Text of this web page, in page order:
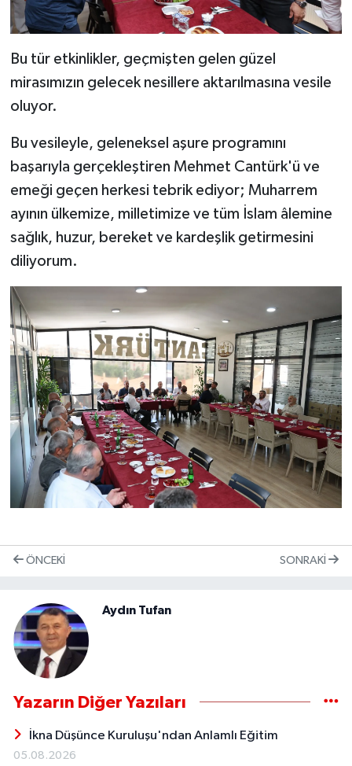
Bu tür etkinlikler, geçmişten gelen güzel
mirasımızın gelecek nesillere aktarılmasına vesile
oluyor.
Bu vesileyle, geleneksel aşure programını
başarıyla gerçekleştiren Mehmet Cantürk'ü ve
emeği geçen herkesi tebrik ediyor; Muharrem
ayının ülkemize, milletimize ve tüm İslam âlemine
sağlık, huzur, bereket ve kardeşlik getirmesini
diliyorum.
ÖNCEKI SONRAKI
Aydın Tufan
Yazarın Diğer Yazıları
İkna Düşünce Kuruluşu'ndan Anlamlı Eğitim
05.08.2026